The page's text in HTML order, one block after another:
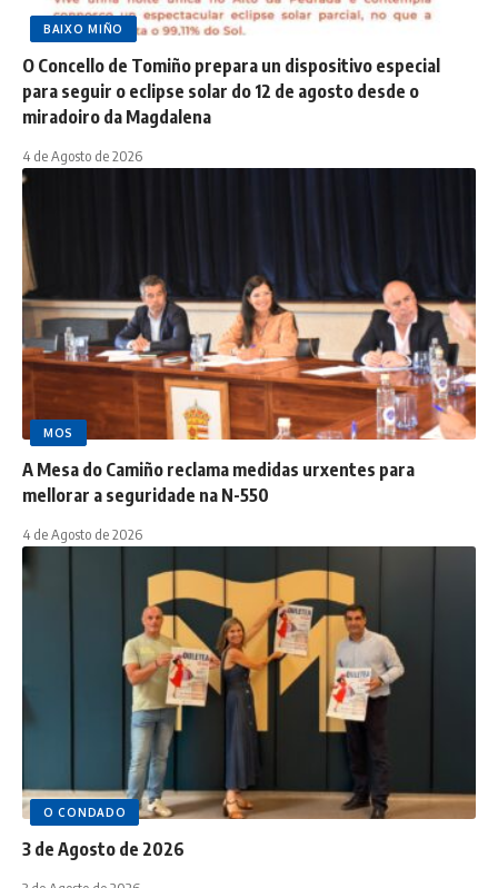
BAIXO MIÑO
O Concello de Tomiño prepara un dispositivo especial
para seguir o eclipse solar do 12 de agosto desde o
miradoiro da Magdalena
4 de Agosto de 2026
MOS
A Mesa do Camiño reclama medidas urxentes para
mellorar a seguridade na N-550
4 de Agosto de 2026
O CONDADO
3 de Agosto de 2026